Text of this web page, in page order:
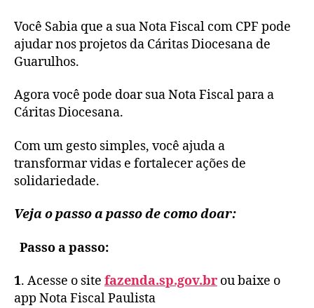
Você Sabia que a sua Nota Fiscal com CPF pode
ajudar nos projetos da Cáritas Diocesana de
Guarulhos.
Agora você pode doar sua Nota Fiscal para a
Cáritas Diocesana.
Com um gesto simples, você ajuda a
transformar vidas e fortalecer ações de
solidariedade.
Veja o passo a passo de como doar:
Passo a passo:
1. Acesse o site fazenda.sp.gov.br ou baixe o
app Nota Fiscal Paulista